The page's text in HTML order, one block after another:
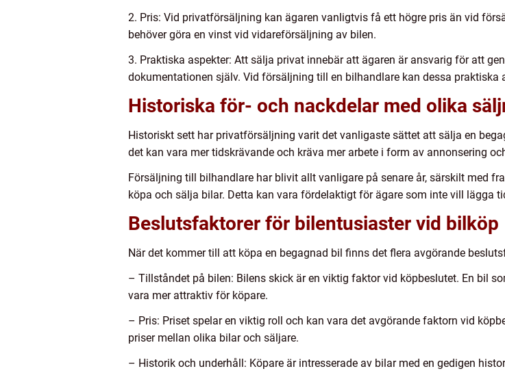
2. Pris: Vid privatförsäljning kan ägaren vanligtvis få ett högre pris än vid
behöver göra en vinst vid vidareförsäljning av bilen.
3. Praktiska aspekter: Att sälja privat innebär att ägaren är ansvarig för att
dokumentationen själv. Vid försäljning till en bilhandlare kan dessa praktiska
Historiska för- och nackdelar med olika
Historiskt sett har privatförsäljning varit det vanligaste sättet att sälja en
det kan vara mer tidskrävande och kräva mer arbete i form av annonsering
Försäljning till bilhandlare har blivit allt vanligare på senare år, särskilt med
köpa och sälja bilar. Detta kan vara fördelaktigt för ägare som inte vill lägga
Beslutsfaktorer för bilentusiaster vid bilköp
När det kommer till att köpa en begagnad bil finns det flera avgörande
– Tillståndet på bilen: Bilens skick är en viktig faktor vid köpbeslutet. En bil
vara mer attraktiv för köpare.
– Pris: Priset spelar en viktig roll och kan vara det avgörande faktorn vid
priser mellan olika bilar och säljare.
– Historik och underhåll: Köpare är intresserade av bilar med en gedigen